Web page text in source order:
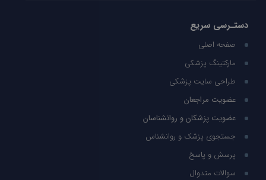
دستـرسی سریع
صفحه اصلی
مارکتینگ پزشکی
طراحی سایت پزشکی
عضویت مراجعان
عضویت پزشکان و روانشناسان
جستجوی پزشک و روانشناس
پرسش و پاسخ
سوالات متدوال